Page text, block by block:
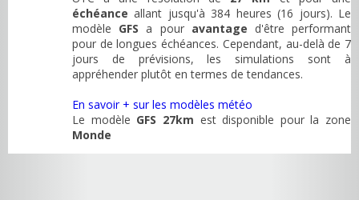
échéance allant jusqu'à 384 heures (16 jours). Le
modèle GFS a pour avantage d'être performant
pour de longues échéances. Cependant, au-delà de 7
jours de prévisions, les simulations sont à
appréhender plutôt en termes de tendances.
En savoir + sur les modèles météo
Le modèle GFS 27km est disponible pour la zone
Monde